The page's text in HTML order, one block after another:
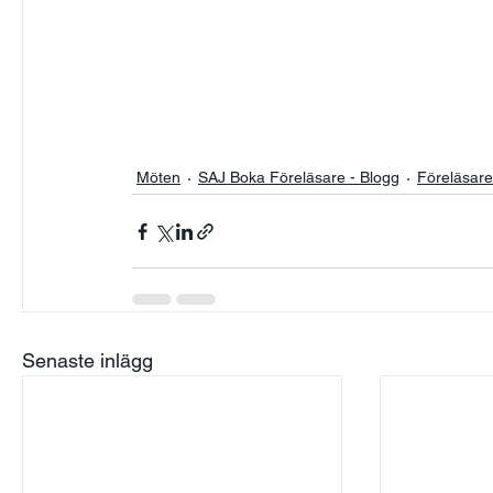
Möten SAJ Boka Föreläsare - Blogg Föreläsare
Senaste inlägg